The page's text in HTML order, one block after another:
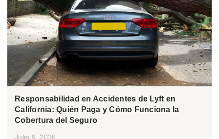
Responsabilidad en Accidentes de Lyft en
California: Quién Paga y Cómo Funciona la
Cobertura del Seguro
Julio 9, 2026